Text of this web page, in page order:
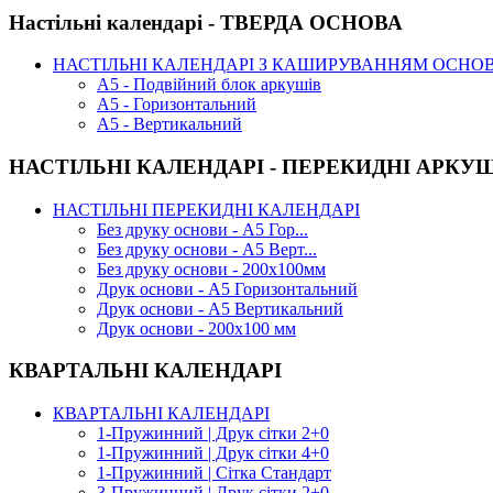
Настільні календарі - ТВЕРДА ОСНОВА
НАСТІЛЬНІ КАЛЕНДАРІ З КАШИРУВАННЯМ
А5 - Подвійний блок аркушів
А5 - Горизонтальний
А5 - Вертикальний
НАСТІЛЬНІ КАЛЕНДАРІ - ПЕРЕКИДНІ
НАСТІЛЬНІ ПЕРЕКИДНІ КАЛЕНДАРІ
Без друку основи - А5 Гор...
Без друку основи - А5 Верт...
Без друку основи - 200х100мм
Друк основи - А5 Горизонтальний
Друк основи - А5 Вертикальний
Друк основи - 200х100 мм
КВАРТАЛЬНІ КАЛЕНДАРІ
КВАРТАЛЬНІ КАЛЕНДАРІ
1-Пружинний | Друк сітки 2+0
1-Пружинний | Друк сітки 4+0
1-Пружинний | Сітка Стандарт